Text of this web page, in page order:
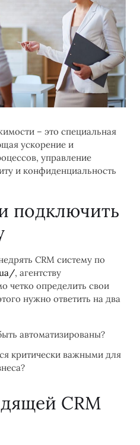
– это специальная
ускорение и
управление
и конфиденциальность
подключить
CRM систему по
, агентству
четко определить свои
нужно ответить на два
автоматизированы?
критически важными для
CRM